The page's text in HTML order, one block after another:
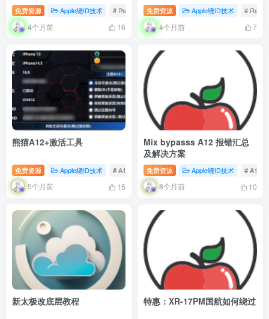
免费资源 Apple绕ID技术 # PandaA12+ # 隐藏
4个月前 16
免费资源 Apple绕ID技术 #
4个月前 7
熊猫A12+激活工具
免费资源 Apple绕ID技术 # A12+ # 熊猫 # Panda
5个月前 15
Mix bypasss A12 报错汇总
及解决方案
免费资源 Apple绕ID技术 # A12+
8个月前 10
新太极改底层教程 特惠：XR-17PM国航如何绕过